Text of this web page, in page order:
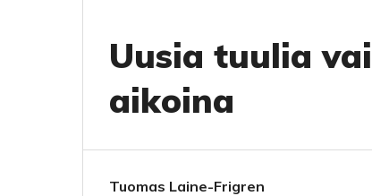
Uusia tuulia
aikoina
Tuomas Laine-Frigren